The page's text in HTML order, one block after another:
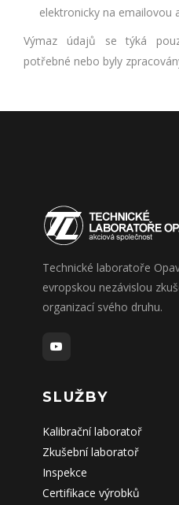
elektronicky na emailovou
Výmaz údajů se týká
potřebné nebo byly
Technické laboratoře
evropskou nezávislou
organizací svého druhu.
SLUŽBY
Kalibrační laboratoř
Zkušební laboratoř
Inspekce
Certifikace výrobků